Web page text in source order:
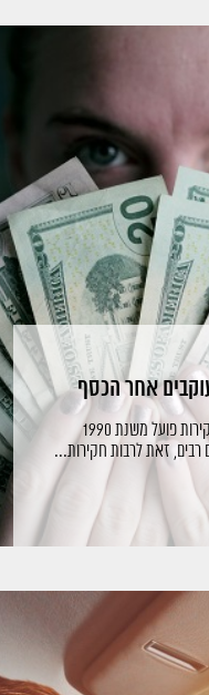
אחר הכסף
משרד אורי סבר – תכלית חקירות פועל משנת 1990
רבים, זאת לרבות חקירות...